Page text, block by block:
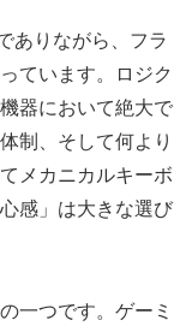
ありながら、フラ
ています。ロジク
器において絶大で
制、そして何より
メカニカルキーボ
感」は大きな選び
一つです。ゲーミ